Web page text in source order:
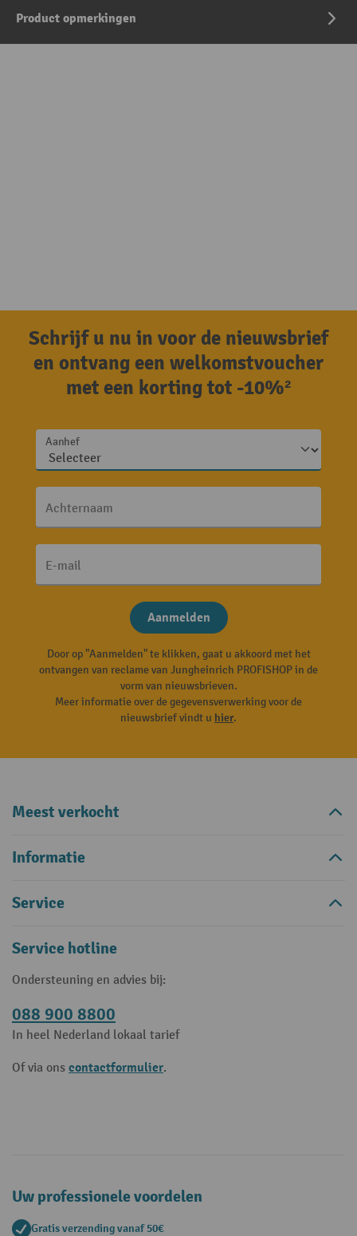
Product opmerkingen
Schrijf u nu in voor de nieuwsbrief
en ontvang een welkomstvoucher
met een korting tot -10%²
Aanhef
Achternaam
E-mail
Aanmelden
Door op "Aanmelden" te klikken, gaat u akkoord met het
ontvangen van reclame van Jungheinrich PROFISHOP in de
vorm van nieuwsbrieven.
Meer informatie over de gegevensverwerking voor de
nieuwsbrief vindt u hier.
Meest verkocht
Informatie
Service
Service hotline
Ondersteuning en advies bij:
088 900 8800
In heel Nederland lokaal tarief
Of via ons contactformulier.
Uw professionele voordelen
Gratis verzending vanaf 50€